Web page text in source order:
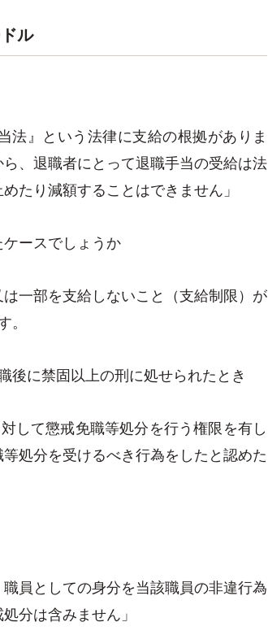
ル
法』という法律に支給の根拠がありま
、退職者にとって退職手当の受給は法
たり減額することはできません」
ースでしょうか
一部を支給しないこと（支給制限）が
後に禁固以上の刑に処せられたとき
して懲戒免職等処分を行う権限を有し
処分を受けるべき行為をしたと認めた
員としての身分を当該職員の非違行為
分は含みません」